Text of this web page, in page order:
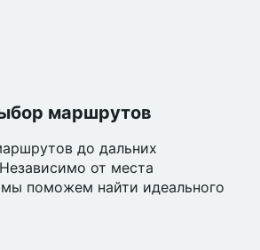
маршрутов
до дальних
от места
поможем найти идеального